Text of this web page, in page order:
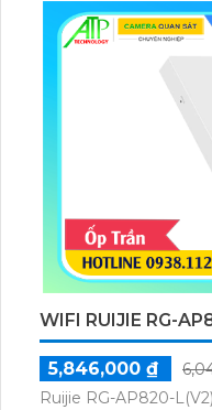
WIFI RUIJIE RG-
5,846,000 ₫
Ruijie RG-AP820-